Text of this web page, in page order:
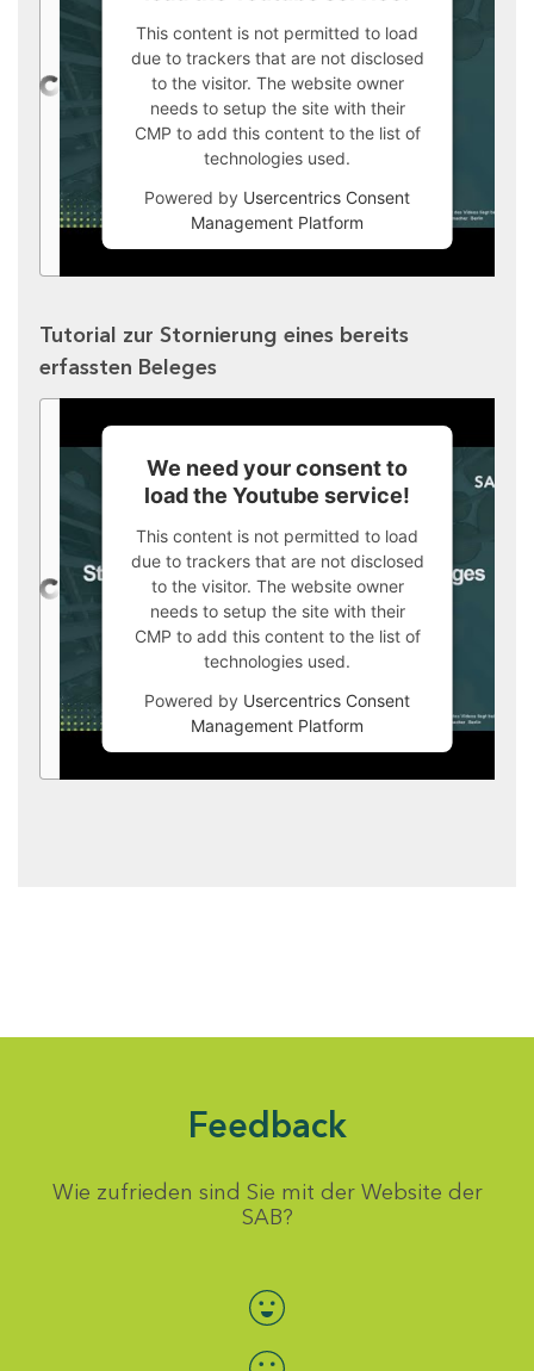
This content is not permitted to load
due to trackers that are not disclosed
to the visitor. The website owner
needs to setup the site with their
CMP to add this content to the list of
technologies used.
Powered by Usercentrics Consent
Management Platform
Tutorial zur Stornierung eines bereits
erfassten Beleges
We need your consent to
load the Youtube service!
This content is not permitted to load
due to trackers that are not disclosed
to the visitor. The website owner
needs to setup the site with their
CMP to add this content to the list of
technologies used.
Powered by Usercentrics Consent
Management Platform
Feedback
Wie zufrieden sind Sie mit der Website der
SAB?
Bewertung auswählen